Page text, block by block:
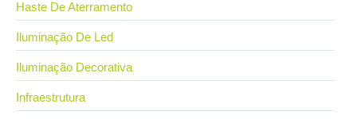
Haste De Aterramento
Iluminação De Led
Iluminação Decorativa
Infraestrutura